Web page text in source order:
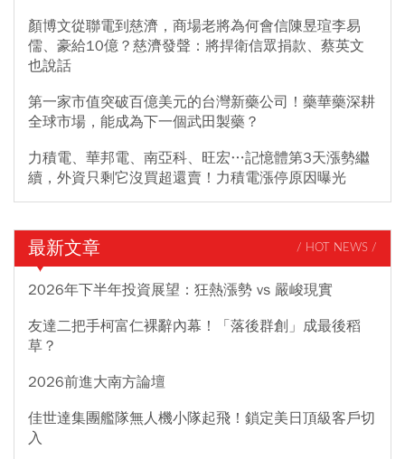
顏博文從聯電到慈濟，商場老將為何會信陳昱瑄李易
儒、豪給10億？慈濟發聲：將捍衛信眾捐款、蔡英文
也說話
第一家市值突破百億美元的台灣新藥公司！藥華藥深耕
全球市場，能成為下一個武田製藥？
力積電、華邦電、南亞科、旺宏…記憶體第3天漲勢繼
續，外資只剩它沒買超還賣！力積電漲停原因曝光
最新文章 / HOT NEWS /
2026年下半年投資展望：狂熱漲勢 vs 嚴峻現實
友達二把手柯富仁裸辭內幕！「落後群創」成最後稻
草？
2026前進大南方論壇
佳世達集團艦隊無人機小隊起飛！鎖定美日頂級客戶切
入